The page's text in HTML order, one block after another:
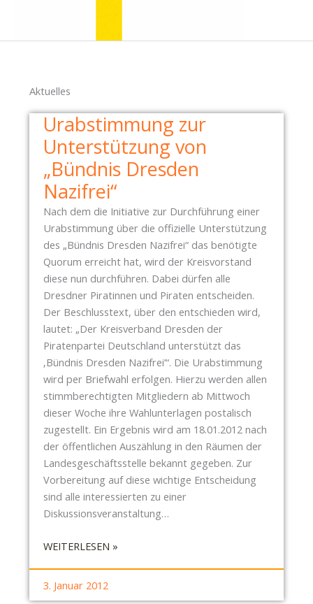
Aktuelles
Urabstimmung zur
Unterstützung von
„Bündnis Dresden
Nazifrei“
Nach dem die Initiative zur Durchführung einer
Urabstimmung über die offizielle Unterstützung
des „Bündnis Dresden Nazifrei“ das benötigte
Quorum erreicht hat, wird der Kreisvorstand
diese nun durchführen. Dabei dürfen alle
Dresdner Piratinnen und Piraten entscheiden.
Der Beschlusstext, über den entschieden wird,
lautet: „Der Kreisverband Dresden der
Piratenpartei Deutschland unterstützt das
‚Bündnis Dresden Nazifrei’“. Die Urabstimmung
wird per Briefwahl erfolgen. Hierzu werden allen
stimmberechtigten Mitgliedern ab Mittwoch
dieser Woche ihre Wahlunterlagen postalisch
zugestellt. Ein Ergebnis wird am 18.01.2012 nach
der öffentlichen Auszählung in den Räumen der
Landesgeschäftsstelle bekannt gegeben. Zur
Vorbereitung auf diese wichtige Entscheidung
sind alle interessierten zu einer
Diskussionsveranstaltung…
WEITERLESEN »:
3. Januar 2012